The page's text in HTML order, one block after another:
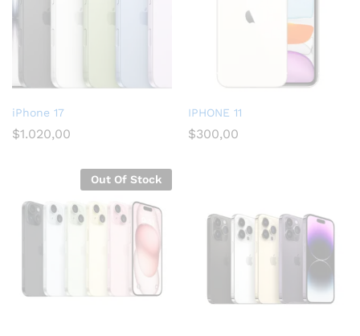
iPhone 17
$1.020,00
IPHONE 11
$300,00
Out Of Stock